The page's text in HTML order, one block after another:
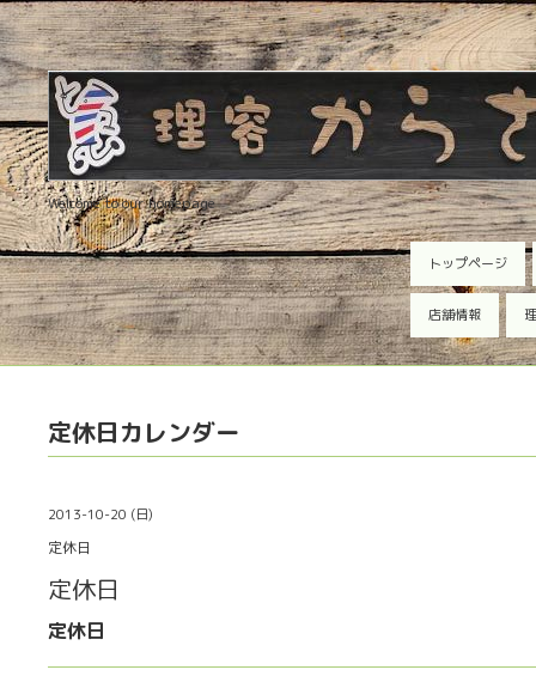
Welcome to our homepage
トップページ
店舗情報
定休日カレンダー
2013-10-20 (日)
定休日
定休日
定休日